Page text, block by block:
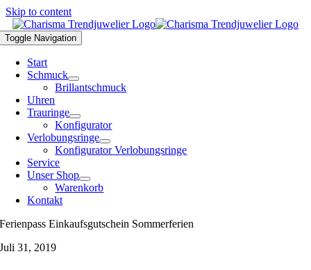
Skip to content
Toggle Navigation
Start
Schmuck
Brillantschmuck
Uhren
Trauringe
Konfigurator
Verlobungsringe
Konfigurator Verlobungsringe
Service
Unser Shop
Warenkorb
Kontakt
Ferienpass Einkaufsgutschein Sommerferien
Juli 31, 2019